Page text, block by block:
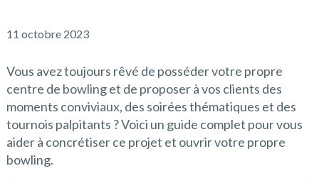
11 octobre 2023
Vous avez toujours rêvé de posséder votre propre
centre de bowling et de proposer à vos clients des
moments conviviaux, des soirées thématiques et des
tournois palpitants ? Voici un guide complet pour vous
aider à concrétiser ce projet et ouvrir votre propre
bowling.